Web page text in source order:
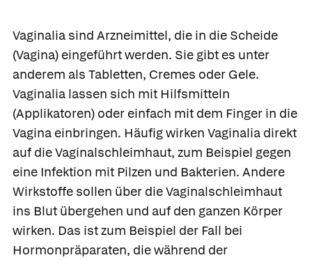
Vaginalia sind Arzneimittel, die in die Scheide
(Vagina) eingeführt werden. Sie gibt es unter
anderem als Tabletten, Cremes oder Gele.
Vaginalia lassen sich mit Hilfsmitteln
(Applikatoren) oder einfach mit dem Finger in die
Vagina einbringen. Häufig wirken Vaginalia direkt
auf die Vaginalschleimhaut, zum Beispiel gegen
eine Infektion mit Pilzen und Bakterien. Andere
Wirkstoffe sollen über die Vaginalschleimhaut
ins Blut übergehen und auf den ganzen Körper
wirken. Das ist zum Beispiel der Fall bei
Hormonpräparaten, die während der